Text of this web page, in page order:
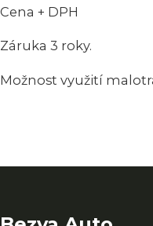
Cena + DPH
Záruka 3 roky.
Možnost využití